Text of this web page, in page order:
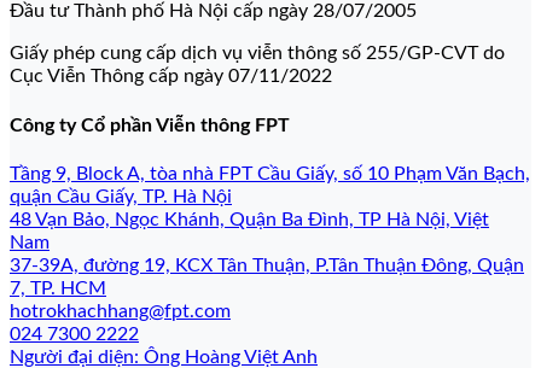
Đầu tư Thành phố Hà Nội cấp ngày 28/07/2005
Giấy phép cung cấp dịch vụ viễn thông số 255/GP-CVT do
Cục Viễn Thông cấp ngày 07/11/2022
Công ty Cổ phần Viễn thông FPT
Tầng 9, Block A, tòa nhà FPT Cầu Giấy, số 10 Phạm Văn Bạch,
quận Cầu Giấy, TP. Hà Nội
48 Vạn Bảo, Ngọc Khánh, Quận Ba Đình, TP Hà Nội, Việt
Nam
37-39A, đường 19, KCX Tân Thuận, P.Tân Thuận Đông, Quận
7, TP. HCM
hotrokhachhang@fpt.com
024 7300 2222
Người đại diện: Ông Hoàng Việt Anh